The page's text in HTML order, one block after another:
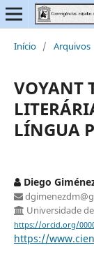
Início / Arquivos
VOYANT
LÍNGUA
Diego
Universidade
https://orcid.org/
https://